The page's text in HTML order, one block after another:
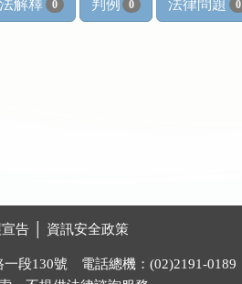
解釋 0 判例 0 法律問題 0
告 資訊安全政策
一段130號 電話總機：(02)2191-0189